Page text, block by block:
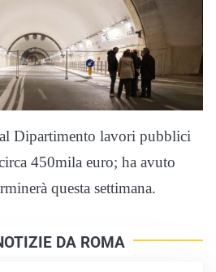
Dipartimento lavori pubblici
450mila euro; ha avuto
questa settimana.
DA ROMA